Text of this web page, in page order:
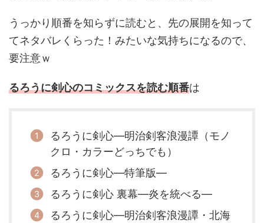
うっかり順番を知らずに読むと、先の展開を知って
てネタバレくらった！みたいな気持ちになるので、
要注意ｗ
るろうに剣心のコミックスを読む順番は
るろうに剣心―明治剣客浪漫譚（モノ
クロ・カラーどっちでも）
るろうに剣心―特筆版―
るろうに剣心 裏幕―炎を統べる―
るろうに剣心―明治剣客浪漫譚・北海